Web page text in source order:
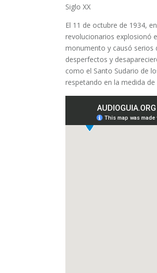
Siglo XX
El 11 de octubre de 1934,
revolucionarios explosionó
monumento y causó serios
desperfectos y
como el Santo Sudario de
respetando en la medida